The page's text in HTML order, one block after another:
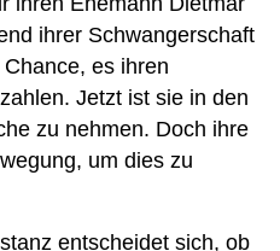
ihrer Schwangerschaft
es ihren
Jetzt ist sie in den
zu nehmen. Doch ihre
um dies zu
entscheidet sich, ob